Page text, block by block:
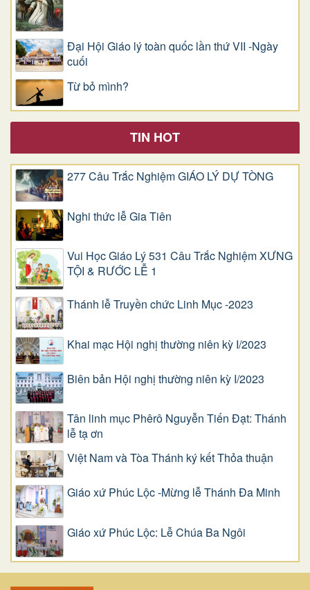
Đại Hội Giáo lý toàn quốc lần thứ VII -Ngày
cuối
Từ bỏ mình?
TIN HOT
277 Câu Trắc Nghiệm GIÁO LÝ DỰ TÒNG
Nghi thức lễ Gia Tiên
Vui Học Giáo Lý 531 Câu Trắc Nghiệm XƯNG
TỘI & RƯỚC LỄ 1
Thánh lễ Truyền chức Linh Mục -2023
Khai mạc Hội nghị thường niên kỳ I/2023
Biên bản Hội nghị thường niên kỳ I/2023
Tân linh mục Phêrô Nguyễn Tiến Đạt: Thánh
lễ tạ ơn
Việt Nam và Tòa Thánh ký kết Thỏa thuận
Giáo xứ Phúc Lộc -Mừng lễ Thánh Đa Minh
Giáo xứ Phúc Lộc: Lễ Chúa Ba Ngôi